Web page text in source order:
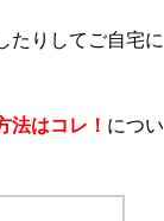
たりしてご自宅に
法はコレ！ につい